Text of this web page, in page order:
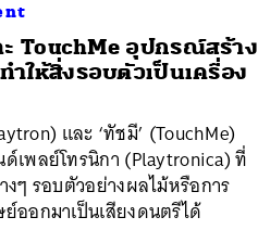
TouchMe อุปกรณ์สร้าง
ำให้สิ่งรอบตัวเป็นเครื่อง
และ ‘ทัชมี’ (TouchMe)
เพลย์โทรนิกา (Playtronica) ที่
ๆ รอบตัวอย่างผลไม้หรือการ
ออกมาเป็นเสียงดนตรีได้